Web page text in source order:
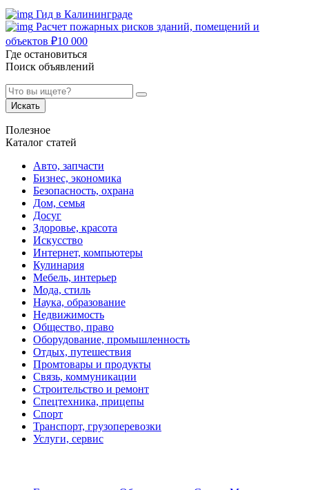
Гид в Калининграде
Расчет пожарных рисков зданий, помещений и
объектов ₽10 000
Где остановиться
Поиск объявлений
Искать
Полезное
Каталог статей
Авто, запчасти
Бизнес, экономика
Безопасность, охрана
Дом, семья
Досуг
Здоровье, красота
Искусство
Интернет, компьютеры
Кулинария
Мебель, интерьер
Мода, стиль
Наука, образование
Недвижимость
Общество, право
Оборудование, промышленность
Отдых, путешествия
Промтовары и продукты
Связь, коммуникации
Строительство и ремонт
Спецтехника, прицепы
Спорт
Транспорт, грузоперевозки
Услуги, сервис